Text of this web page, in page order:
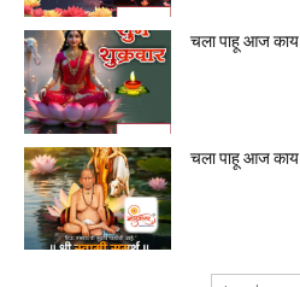
चला पाहू आज काय
चला पाहू आज काय